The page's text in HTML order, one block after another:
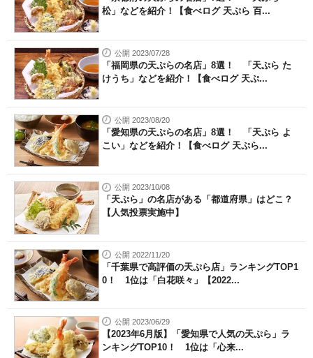
松」などを紹介！【食べログ 天ぷら 百...
公開 2023/07/28
「福岡県の天ぷらの名店」8選！ 「天ぷら た
けうち」などを紹介！【食べログ 天ぷ...
公開 2023/08/20
「愛知県の天ぷらの名店」8選！ 「天ぷら よ
こい」などを紹介！【食べログ 天ぷら...
公開 2023/10/08
「天ぷら」の名店がある「都道府県」はどこ？
【人気投票実施中】
公開 2022/11/20
「千葉県で高評価の天ぷら店」ランキングTOP1
0！ 1位は「白花咲々」【2022...
公開 2023/06/29
【2023年6月版】「愛知県で人気の天ぷら」ラ
ンキングTOP10！ 1位は「心来...